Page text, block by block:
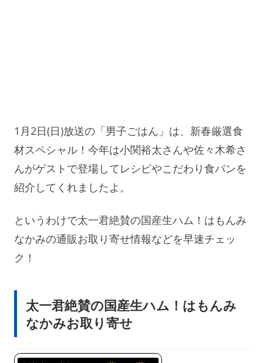
1月2日(日)放送の「男子ごはん」は、新春厳選食
材スペシャル！今年は小関裕太さんや佐々木希さ
んがゲストで登場してレシピやこだわり食パンを
紹介してくれましたよ。
というわけで太一君絶賛の国産生ハム！はもんみ
なかみの通販お取り寄せ情報などを早速チェッ
ク！
太一君絶賛の国産生ハム！はもんみ
なかみお取り寄せ